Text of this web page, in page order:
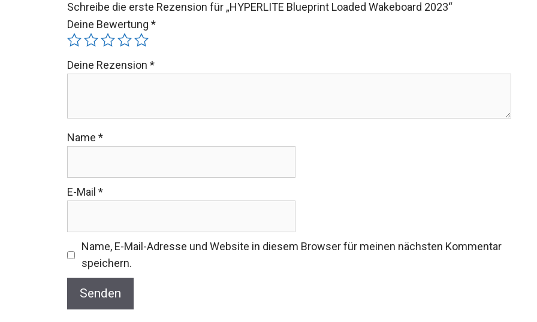
Schreibe die erste Rezension für „HYPERLITE Blueprint Loaded Wakeboard 2023“
Deine Bewertung *
Deine Rezension *
Name *
E-Mail *
Name, E-Mail-Adresse und Website in diesem Browser für meinen nächsten Kommentar
speichern.